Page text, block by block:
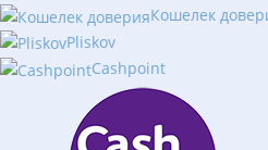
Кошелек
Pliskov
Cashpoint